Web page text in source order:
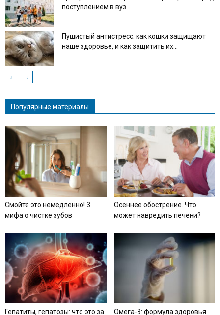
поступлением в вуз
Пушистый антистресс: как кошки защищают
наше здоровье, и как защитить их...
Популярные материалы
Смойте это немедленно! 3
мифа о чистке зубов
Осеннее обострение. Что
может навредить печени?
Гепатиты, гепатозы: что это за
Омега-3: формула здоровья